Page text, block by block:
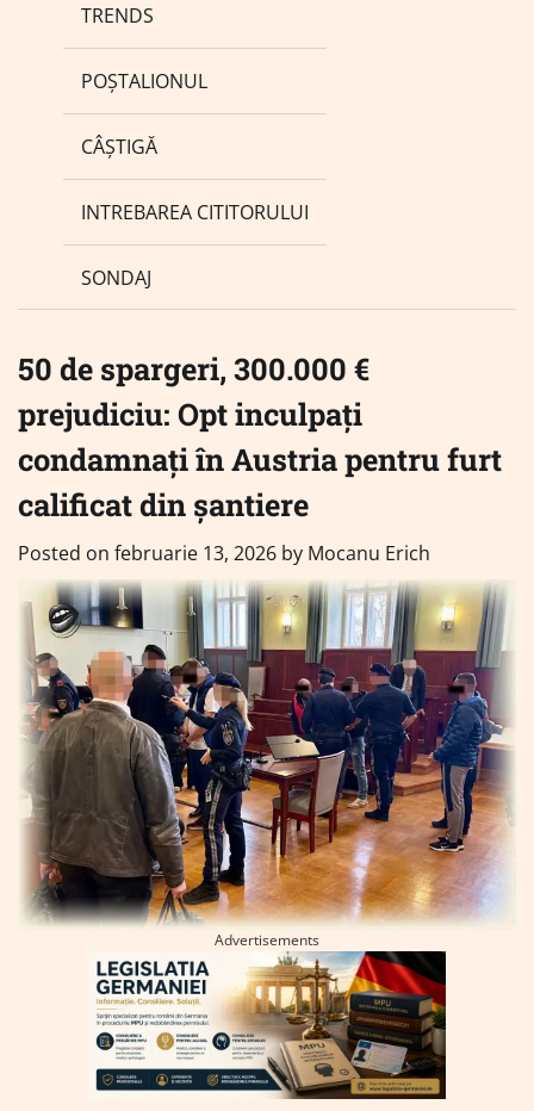
TRENDS
POȘTALIONUL
CÂȘTIGĂ
INTREBAREA CITITORULUI
SONDAJ
50 de spargeri, 300.000 €
prejudiciu: Opt inculpați
condamnați în Austria pentru furt
calificat din șantiere
Posted on februarie 13, 2026 by Mocanu Erich
Advertisements